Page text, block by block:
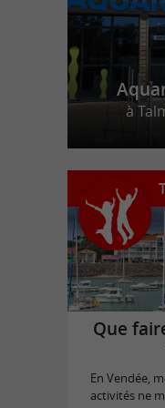
à
Que
En Vendée,
activités ne